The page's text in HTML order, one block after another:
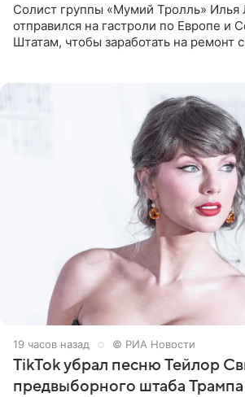
Солист группы «Мумий Тролль» Илья
отправился на гастроли по Европе и
Штатам, чтобы заработать на ремонт
19 часов назад © РИА Новости
TikTok убрал песню Тейлор
предвыборного штаба Трампа